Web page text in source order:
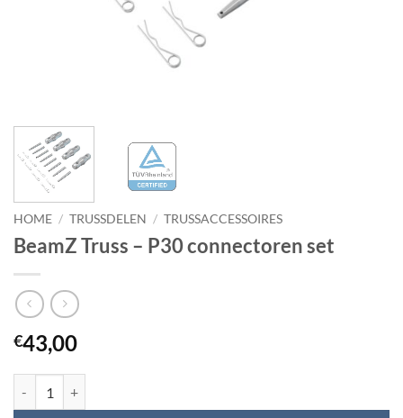
HOME / TRUSSDELEN / TRUSSACCESSOIRES
BeamZ Truss – P30 connectoren set
€43,00